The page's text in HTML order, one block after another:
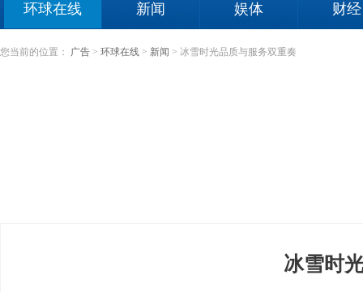
环球在线 新闻 娱体 财经
您当前的位置： 广告 > 环球在线 > 新闻 > 冰雪时光品质与服务双重奏
冰雪时